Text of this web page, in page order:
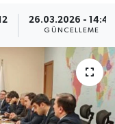
26.03.2026 - 14:40
GÜNCELLEME